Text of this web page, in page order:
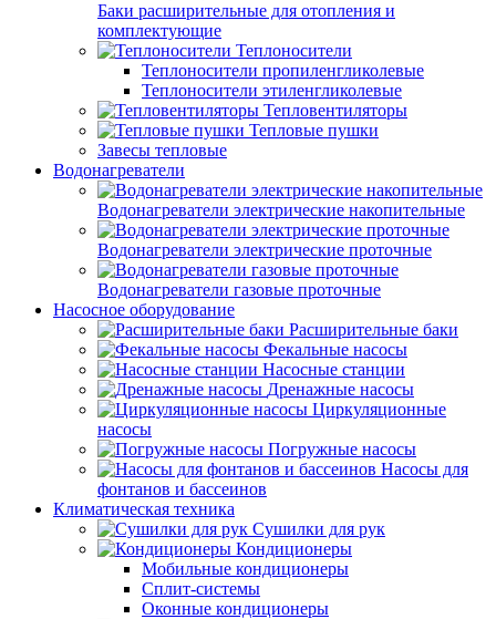
Баки расширительные для отопления и
комплектующие
Теплоносители
Теплоносители пропиленгликолевые
Теплоносители этиленгликолевые
Тепловентиляторы
Тепловые пушки
Завесы тепловые
Водонагреватели
Водонагреватели электрические накопительные
Водонагреватели электрические проточные
Водонагреватели газовые проточные
Насосное оборудование
Расширительные баки
Фекальные насосы
Насосные станции
Дренажные насосы
Циркуляционные
насосы
Погружные насосы
Насосы для
фонтанов и бассеинов
Климатическая техника
Сушилки для рук
Кондиционеры
Мобильные кондиционеры
Сплит-системы
Оконные кондиционеры